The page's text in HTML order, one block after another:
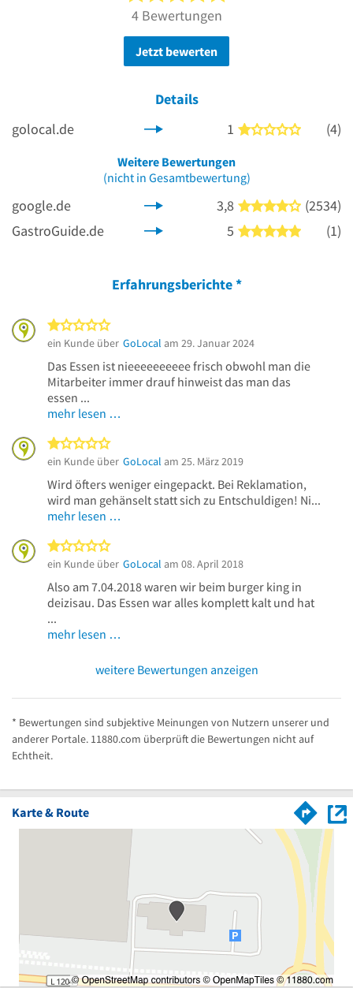
4 Bewertungen
Jetzt bewerten
Details
golocal.de
1 1 von 5
(4)
Weitere Bewertungen
(nicht in Gesamtbewertung)
google.de 3,8 4 von 5
(2534)
GastroGuide.de
5 5 von 5
(1)
Erfahrungsberichte*
ein Kunde über GoLocal am 29. Januar 2024
Das Essen ist nieeeeeeeeee frisch obwohl man die
Mitarbeiter immer drauf hinweist das man das
essen ...
mehr lesen …
ein Kunde über GoLocal am 25. März 2019
Wird öfters weniger eingepackt. Bei Reklamation,
wird man gehänselt statt sich zu Entschuldigen! Ni...
mehr lesen …
ein Kunde über GoLocal am 08. April 2018
Also am 7.04.2018 waren wir beim burger king in
deizisau. Das Essen war alles komplett kalt und hat
...
mehr lesen …
weitere Bewertungen anzeigen
* Bewertungen sind subjektive Meinungen von Nutzern unserer und
anderer Portale. 11880.com überprüft die Bewertungen nicht auf
Echtheit.
Karte & Route